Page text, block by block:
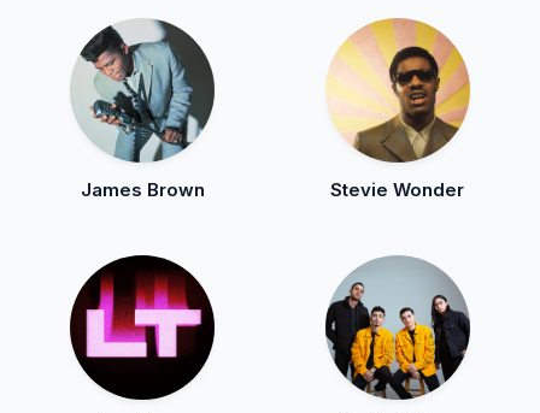
James Brown Stevie Wonder